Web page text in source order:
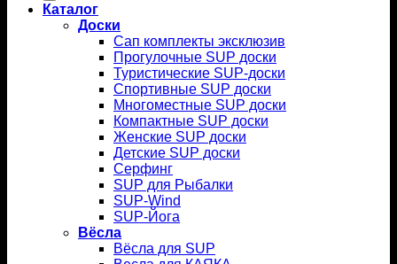
Каталог
Доски
Сап комплекты эксклюзив
Прогулочные SUP доски
Туристические SUP-доски
Спортивные SUP доски
Многоместные SUP доски
Компактные SUP доски
Женские SUP доски
Детские SUP доски
Серфинг
SUP для Рыбалки
SUP-Wind
SUP-Йога
Вёсла
Вёсла для SUP